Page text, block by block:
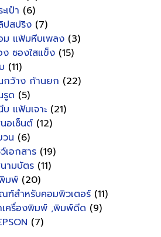
เป๋า (6)
สปริง (7)
ม แฟ้มหีบเพลง (3)
ซองใสแข็ง (15)
(11)
กว้าง ก้านยก (22)
รูด (5)
แฟ้มเจาะ (21)
อเซ็นต์ (12)
น (6)
เอกสาร (19)
ามบัตร (11)
มพ์ (20)
ฑ์สำหรับคอมพิวเตอร์ (11)
เครื่องพิมพ์ ,พิมพ์ดีด (9)
(7)